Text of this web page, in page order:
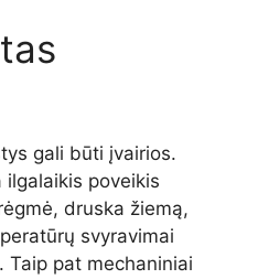
gali būti įvairios.
poveikis
druska žiemą,
svyravimai
Taip pat mechaniniai